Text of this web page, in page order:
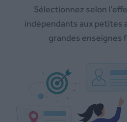
Sélectionnez selon
indépendants aux petites
grandes enseignes